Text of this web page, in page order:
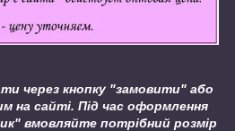
через кнопку "замовити" або
на сайті. Під час оформлення
вмовляйте потрібний розмір